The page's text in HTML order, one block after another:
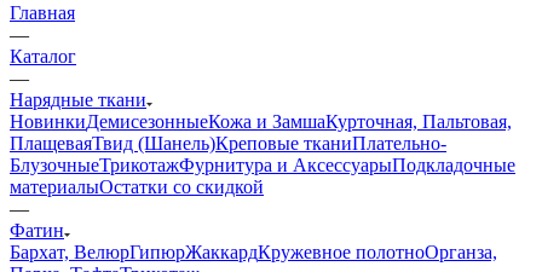
Главная
—
Каталог
—
Нарядные ткани
НовинкиДемисезонныеКожа и ЗамшаКурточная, Пальтовая,
ПлащеваяТвид (Шанель)Креповые тканиПлательно-
БлузочныеТрикотажФурнитура и АксессуарыПодкладочные
материалыОстатки со скидкой
—
Фатин
Бархат, ВелюрГипюрЖаккардКружевное полотноОрганза,